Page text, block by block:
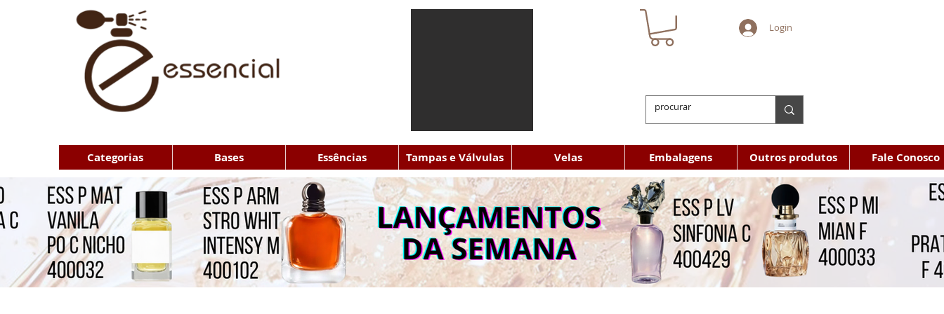
Login
Categorias Bases Essências Tampas e Válvulas Velas Embalagens Outros produtos Fale Conosco